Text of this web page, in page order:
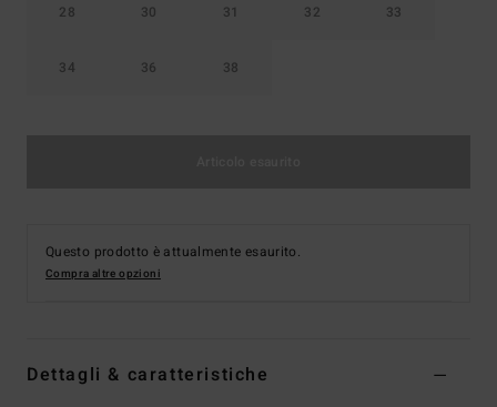
28 30 31 32 33
34 36 38
Questo prodotto è attualmente esaurito.
Compra altre opzioni
Dettagli & caratteristiche